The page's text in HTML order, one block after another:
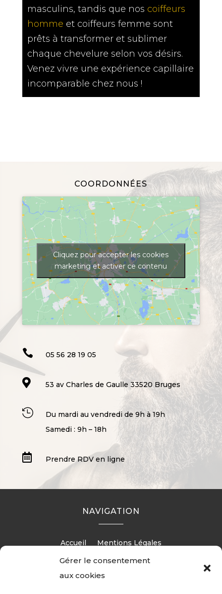
Gérer le consentement
aux cookies
masculins, tandis que nos coiffeurs
homme et coiffeurs femme sont
prêts à transformer et sublimer
chaque chevelure selon vos désirs.
Venez vivre une expérience capillaire
incomparable chez nous !
COORDONNÉES
Cliquez pour accepter les cookies
marketing et activer ce contenu
 05 56 28 19 05
 53 av Charles de Gaulle 33520 Bruges

Du mardi au vendredi de 9h à 19h
Samedi : 9h – 18h
 Prendre RDV en ligne
NAVIGATION
Accueil Mentions Légales